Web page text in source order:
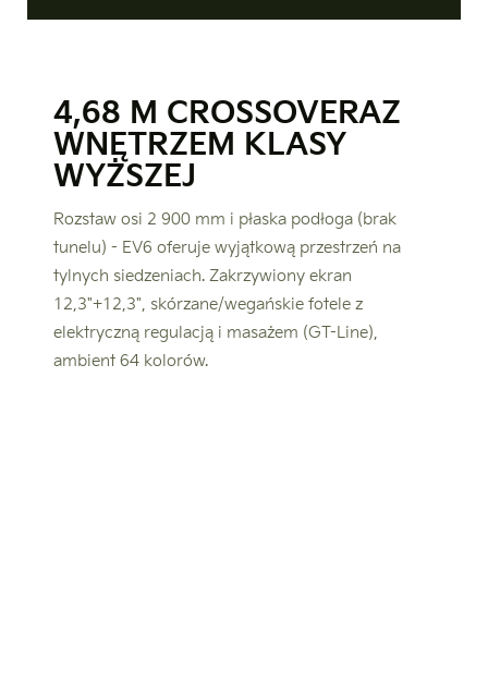
4,68 M CROSSOVERAZ
WNĘTRZEM KLASY
WYŻSZEJ
Rozstaw osi 2 900 mm i płaska podłoga (brak
tunelu) - EV6 oferuje wyjątkową przestrzeń na
tylnych siedzeniach. Zakrzywiony ekran
12,3"+12,3", skórzane/wegańskie fotele z
elektryczną regulacją i masażem (GT-Line),
ambient 64 kolorów.